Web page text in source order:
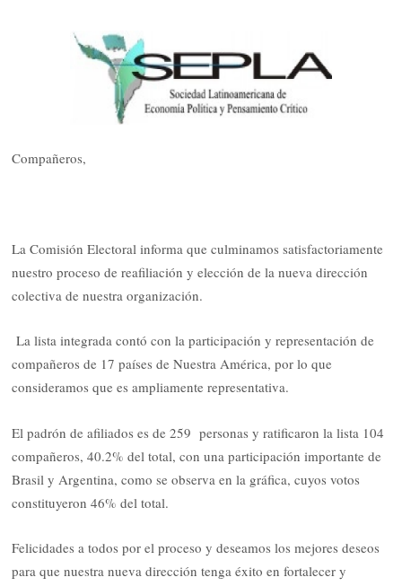
Compañeros,
La Comisión Electoral informa que culminamos satisfactoriamente
nuestro proceso de reafiliación y elección de la nueva dirección
colectiva de nuestra organización.
La lista integrada contó con la participación y representación de
compañeros de 17 países de Nuestra América, por lo que
consideramos que es ampliamente representativa.
El padrón de afiliados es de 259 personas y ratificaron la lista 104
compañeros, 40.2% del total, con una participación importante de
Brasil y Argentina, como se observa en la gráfica, cuyos votos
constituyeron 46% del total.
Felicidades a todos por el proceso y deseamos los mejores deseos
para que nuestra nueva dirección tenga éxito en fortalecer y